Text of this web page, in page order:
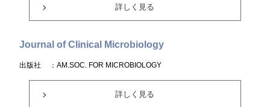
詳しく見る
Journal of Clinical Microbiology
出版社 ：AM.SOC. FOR MICROBIOLOGY
詳しく見る